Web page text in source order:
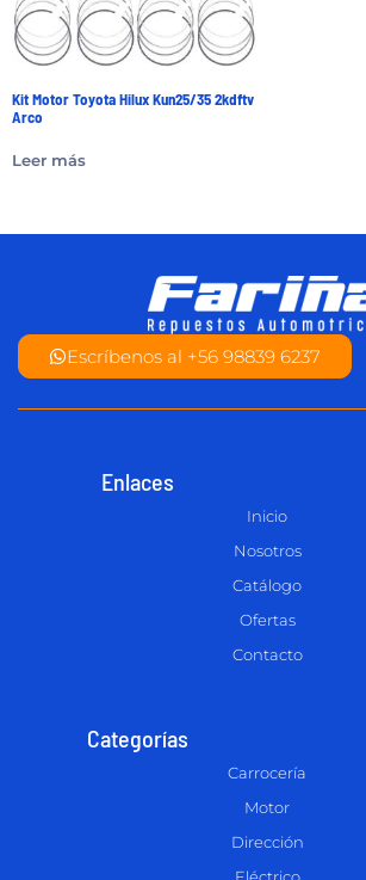
Kit Motor Toyota Hilux Kun25/35 2kdftv
Arco
Leer más
Escríbenos al +56 98839 6237
Enlaces
Inicio
Nosotros
Catálogo
Ofertas
Contacto
Categorías
Carrocería
Motor
Dirección